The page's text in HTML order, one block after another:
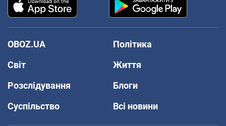
OBOZ.UA
Політика
Світ
Життя
Розслідування
Блоги
Суспільство
Всі новини